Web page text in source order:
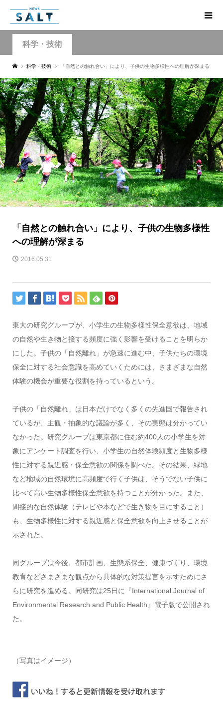
科学・技術
科学・技術 「自然との触れ合い」により、子供の生物多様性への理解が深まる
「自然との触れ合い」により、子供の生物多様性
への理解が深まる
2016.05.31
東大の研究グループが、小学生の生物多様性保全意欲は、地域
の自然や生き物と接する頻度に強く影響を受けることを明らか
にした。子供の「自然離れ」が急速に進む中、子供たちの環境
保全に対する社会意識を高めていくためには、さまざまな自然
体験の機会が重要な役割を持っているという。
子供の「自然離れ」は日本だけでなく多くの先進国で報告され
ているが、主観・抽象的な議論が多く、その実態は分かってい
なかった。研究グループは東京都に住む約400人の小学生を対
象にアンケート調査を行い、小学生の自然体験頻度と生物多様
性に対する親近感・保全意欲の関係を調べた。その結果、緑地
など地域の自然環境に高頻度で行く子供は、そうでない子供に
比べて高い生物多様性保全意欲を持つことが分かった。また、
間接的な自然体験（テレビや本などで生き物を目にすること）
も、生物多様性に対する親近感と保全意欲を向上させることが
示された。
同グループは今後、都市計画、生態系保全、健康づくり、環境
教育などさまざまな観点から具体的な対策提言を示すためにさ
らに研究を進める。同研究は25日に『International Journal of
Environmental Research and Public Health』電子版で公開され
た。
（写真はイメージ）